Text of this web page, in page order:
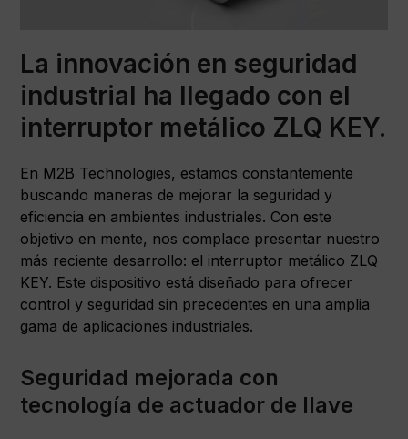
La innovación en seguridad
industrial ha llegado con el
interruptor metálico ZLQ KEY.
En M2B Technologies, estamos constantemente
buscando maneras de mejorar la seguridad y
eficiencia en ambientes industriales. Con este
objetivo en mente, nos complace presentar nuestro
más reciente desarrollo: el interruptor metálico ZLQ
KEY. Este dispositivo está diseñado para ofrecer
control y seguridad sin precedentes en una amplia
gama de aplicaciones industriales.
Seguridad mejorada con
tecnología de actuador de llave